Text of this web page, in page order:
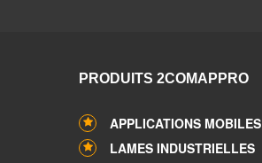
PRODUITS 2COMAPPRO
APPLICATIONS MOBILES
LAMES INDUSTRIELLES